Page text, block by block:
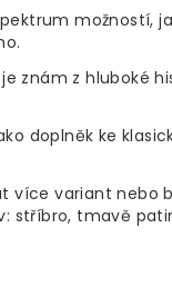
možností,
znám z hluboké
doplněk ke
více variant nebo
stříbro, tmavě